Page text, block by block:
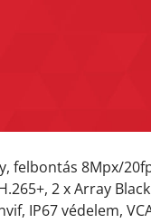
felbontás 8Mpx/
2 x Array
IP67 védelem,